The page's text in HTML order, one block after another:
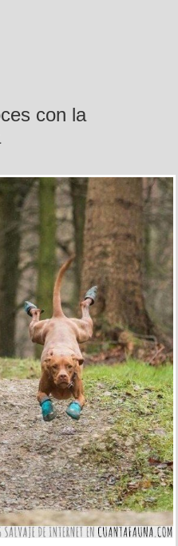
con la